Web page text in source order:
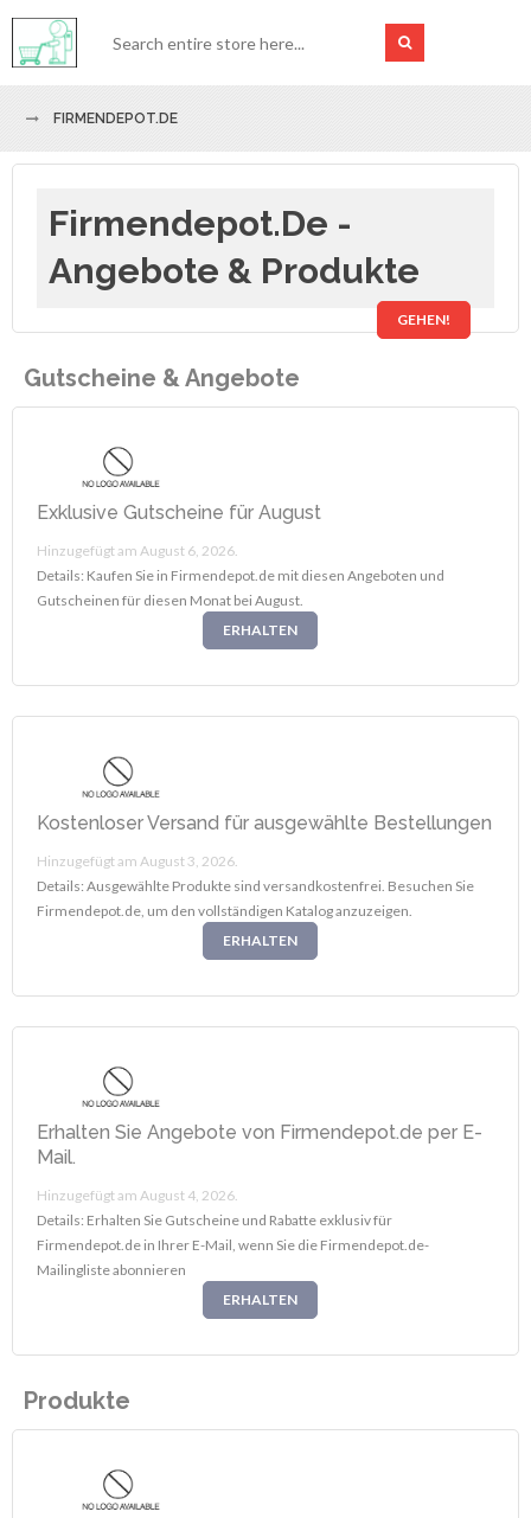
FIRMENDEPOT.DE
Firmendepot.de -
Angebote & Produkte
GEHEN!
Gutscheine & Angebote
Exklusive Gutscheine für August
Hinzugefügt am August 6, 2026.
Details: Kaufen Sie in Firmendepot.de mit diesen Angeboten und
Gutscheinen für diesen Monat bei August.
ERHALTEN
Kostenloser Versand für ausgewählte Bestellungen
Hinzugefügt am August 3, 2026.
Details: Ausgewählte Produkte sind versandkostenfrei. Besuchen Sie
Firmendepot.de, um den vollständigen Katalog anzuzeigen.
ERHALTEN
Erhalten Sie Angebote von Firmendepot.de per E-
Mail.
Hinzugefügt am August 4, 2026.
Details: Erhalten Sie Gutscheine und Rabatte exklusiv für
Firmendepot.de in Ihrer E-Mail, wenn Sie die Firmendepot.de-
Mailingliste abonnieren
ERHALTEN
Produkte